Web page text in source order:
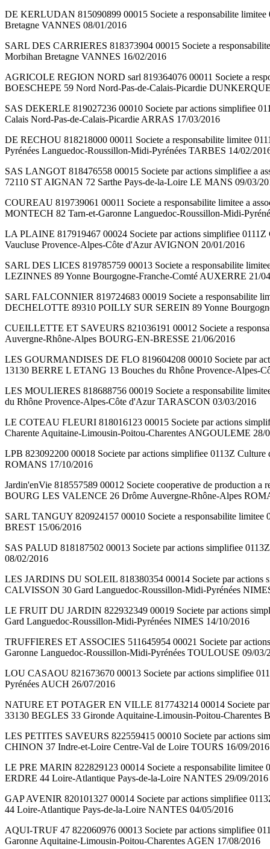
DE KERLUDAN 815090899 00015 Societe a responsabilite
Bretagne VANNES 08/01/2016
SARL DES CARRIERES 818373904 00015 Societe a
Morbihan Bretagne VANNES 16/02/2016
AGRICOLE REGION NORD sarl 819364076 00011 Societe a
BOESCHEPE 59 Nord Nord-Pas-de-Calais-Picardie
SAS DEKERLE 819027236 00010 Societe par actions simplifiee
Calais Nord-Pas-de-Calais-Picardie ARRAS 17/03/2016
DE RECHOU 818218000 00011 Societe a responsabilite limitee
Pyrénées Languedoc-Roussillon-Midi-Pyrénées TARBES 14/02/
SAS LANGOT 818476558 00015 Societe par actions simplifiee a
72110 ST AIGNAN 72 Sarthe Pays-de-la-Loire LE MANS 09/03/
COUREAU 819739061 00011 Societe a responsabilite limitee a
MONTECH 82 Tarn-et-Garonne Languedoc-Roussillon-Midi-
LA PLAINE 817919467 00024 Societe par actions simplifiee
Vaucluse Provence-Alpes-Côte d'Azur AVIGNON 20/01/2016
SARL DES LICES 819785759 00013 Societe a responsabilite
LEZINNES 89 Yonne Bourgogne-Franche-Comté AUXERRE 21/
SARL FALCONNIER 819724683 00019 Societe a responsabilite
DECHELOTTE 89310 POILLY SUR SEREIN 89 Yonne
CUEILLETTE ET SAVEURS 821036191 00012 Societe a
Auvergne-Rhône-Alpes BOURG-EN-BRESSE 21/06/2016
LES GOURMANDISES DE FLO 819604208 00010 Societe par
13130 BERRE L ETANG 13 Bouches du Rhône Provence-
LES MOULIERES 818688756 00019 Societe a responsabilite
du Rhône Provence-Alpes-Côte d'Azur TARASCON 03/03/2016
LE COTEAU FLEURI 818016123 00015 Societe par actions
Charente Aquitaine-Limousin-Poitou-Charentes ANGOULEME 28/
LPB 823092200 00018 Societe par actions simplifiee 0113Z
ROMANS 17/10/2016
Jardin'enVie 818557589 00012 Societe cooperative de production
BOURG LES VALENCE 26 Drôme Auvergne-Rhône-Alpes
SARL TANGUY 820924157 00010 Societe a responsabilite
BREST 15/06/2016
SAS PALUD 818187502 00013 Societe par actions simplifiee
08/02/2016
LES JARDINS DU SOLEIL 818380354 00014 Societe par actions
CALVISSON 30 Gard Languedoc-Roussillon-Midi-Pyrénées
LE FRUIT DU JARDIN 822932349 00019 Societe par actions
Gard Languedoc-Roussillon-Midi-Pyrénées NIMES 14/10/2016
TRUFFIERES ET ASSOCIES 511645954 00021 Societe par
Garonne Languedoc-Roussillon-Midi-Pyrénées TOULOUSE 09/03/
LOU CASAOU 821673670 00013 Societe par actions simplifiee
Pyrénées AUCH 26/07/2016
NATURE ET POTAGER EN VILLE 817743214 00014 Societe par
33130 BEGLES 33 Gironde Aquitaine-Limousin-Poitou-Charentes
LES PETITES SAVEURS 822559415 00010 Societe par actions
CHINON 37 Indre-et-Loire Centre-Val de Loire TOURS 16/09/2016
LE PRE MARIN 822829123 00014 Societe a responsabilite
ERDRE 44 Loire-Atlantique Pays-de-la-Loire NANTES 29/09/2016
GAP AVENIR 820101327 00014 Societe par actions simplifiee
44 Loire-Atlantique Pays-de-la-Loire NANTES 04/05/2016
AQUI-TRUF 47 822060976 00013 Societe par actions simplifiee
Garonne Aquitaine-Limousin-Poitou-Charentes AGEN 17/08/2016